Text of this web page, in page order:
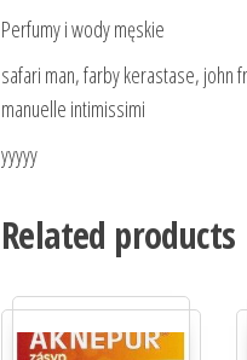
Perfumy i wody męskie
safari man, farby kerastase, john
manuelle intimissimi
yyyyy
Related products